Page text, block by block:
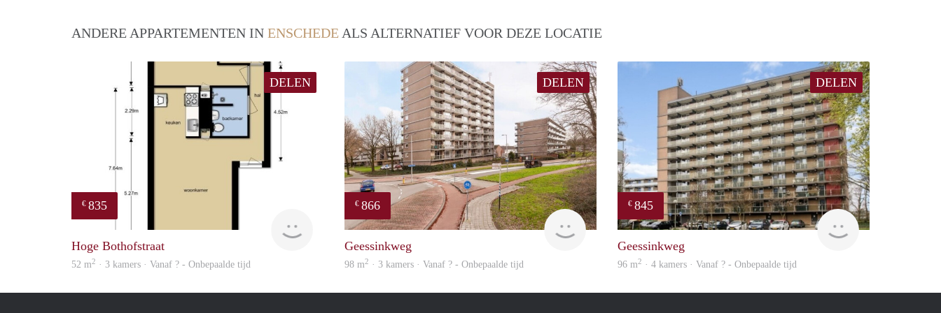
ANDERE APPARTEMENTEN IN ENSCHEDE ALS ALTERNATIEF VOOR DEZE LOCATIE
DELEN
€ 835
Hoge Bothofstraat
52 m2 · 3 kamers · Vanaf ? - Onbepaalde tijd
DELEN
€ 866
Woning
Geessinkweg
98 m2 · 3 kamers · Vanaf ? - Onbepaalde tijd
DELEN
€ 845
Woning
Geessinkweg
96 m2 · 4 kamers · Vanaf ? - Onbepaalde tijd